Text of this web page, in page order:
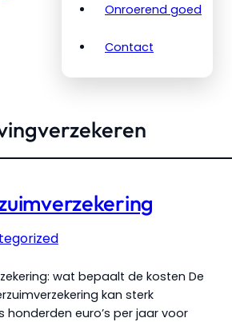
Onroerend goed
Contact
wat bepaalt de kosten De
kan sterk
honderden euro’s per jaar voor